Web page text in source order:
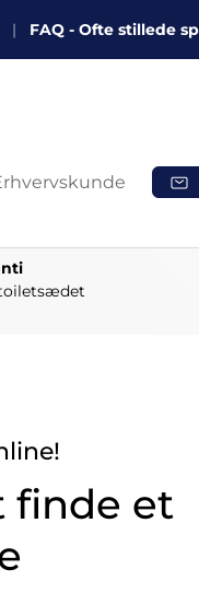
FAQ - Ofte stillede
finde et